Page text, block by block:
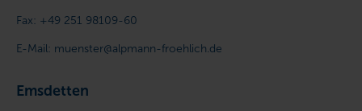
Fax: +49 251 98109-60
E-Mail: muenster@alpmann-froehlich.de
Emsdetten